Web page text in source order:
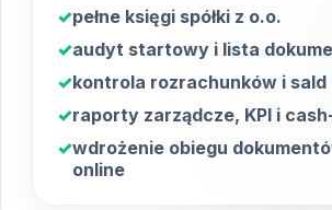
pełne księgi spółki z o.o.
audyt startowy i lista
kontrola rozrachunków i sald
raporty zarządcze, KPI i
wdrożenie obiegu
online